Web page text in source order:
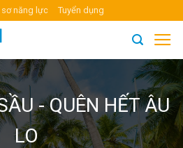
sơ năng lực Tuyển dụng
- QUÊN HẾT ÂU
LO